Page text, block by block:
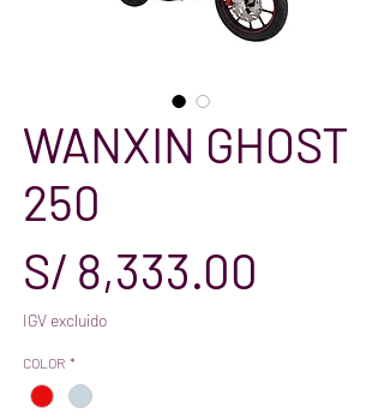
WANXIN GHOST
250
S/ 8,333.00
IGV excluido
COLOR *